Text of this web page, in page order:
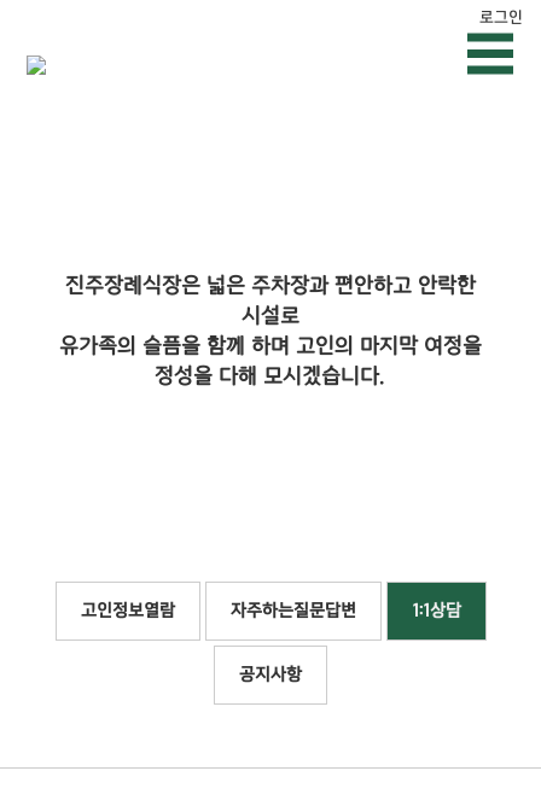
로그인
진주장례식장은 넓은 주차장과 편안하고 안락한
시설로
유가족의 슬픔을 함께 하며 고인의 마지막 여정을
정성을 다해 모시겠습니다.
고인정보열람 자주하는질문답변 1:1상담
공지사항